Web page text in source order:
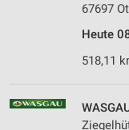
67697
Heute
518,11